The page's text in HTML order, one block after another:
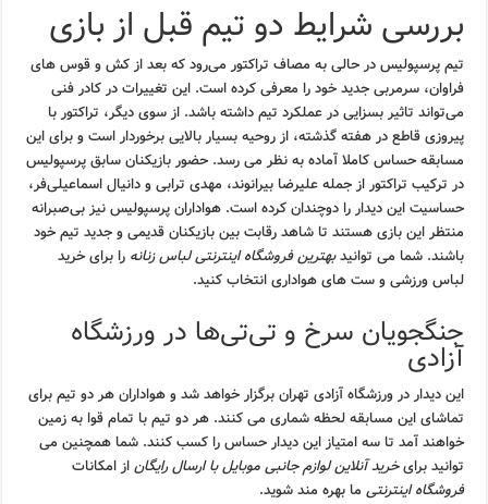
بررسی شرایط دو تیم قبل از بازی
تیم پرسپولیس در حالی به مصاف تراکتور می‌رود که بعد از کش و قوس های
فراوان، سرمربی جدید خود را معرفی کرده است. این تغییرات در کادر فنی
می‌تواند تاثیر بسزایی در عملکرد تیم داشته باشد. از سوی دیگر، تراکتور با
پیروزی قاطع در هفته گذشته، از روحیه بسیار بالایی برخوردار است و برای این
مسابقه حساس کاملا آماده به نظر می رسد. حضور بازیکنان سابق پرسپولیس
در ترکیب تراکتور از جمله علیرضا بیرانوند، مهدی ترابی و دانیال اسماعیلی‌فر،
حساسیت این دیدار را دوچندان کرده است. هواداران پرسپولیس نیز بی‌صبرانه
منتظر این بازی هستند تا شاهد رقابت بین بازیکنان قدیمی و جدید تیم خود
باشند. شما می توانیدبهترین فروشگاه اینترنتی لباس زنانه را برای خرید
لباس ورزشی و ست های هواداری انتخاب کنید.
جنگجویان سرخ و تی‌تی‌ها در ورزشگاه
آزادی
این دیدار در ورزشگاه آزادی تهران برگزار خواهد شد و هواداران هر دو تیم برای
تماشای این مسابقه لحظه شماری می کنند. هر دو تیم با تمام قوا به زمین
خواهند آمد تا سه امتیاز این دیدار حساس را کسب کنند. شما همچنین می
توانید برایخرید آنلاین لوازم جانبی موبایل با ارسال رایگاناز امکانات
فروشگاه اینترنتی ما بهره مند شوید.